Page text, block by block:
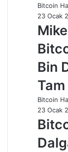
Bitcoin
23 Ocak
Bin
Bitcoin
23 Ocak